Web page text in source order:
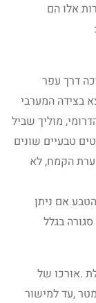
אלו הם
הקילומטר 193-194 מוליכה דרך עפר
בצידה המערבי
מוליך שביל
טבעיים שונים
הקמח, לא
אם ניתן
בגלל
90 מטולה אילת .אורכו של
,עד למישור